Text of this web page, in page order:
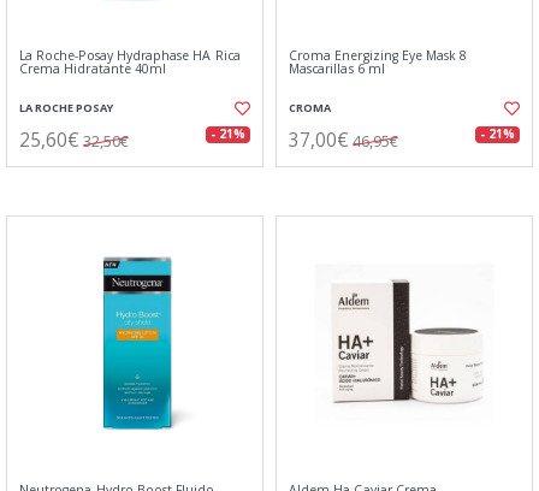
La Roche-Posay Hydraphase HA Rica
Crema Hidratante 40ml
LA ROCHE POSAY
25,60€ 32,50€ - 21%
Croma Energizing Eye Mask 8
Mascarillas 6 ml
CROMA
37,00€ 46,95€ - 21%